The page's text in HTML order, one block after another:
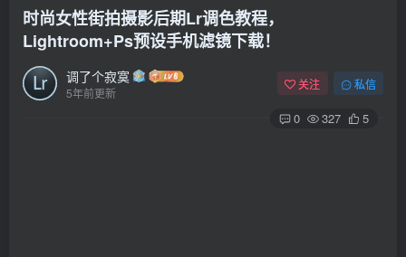
时尚女性街拍摄影后期Lr调色教程，
Lightroom+Ps预设手机滤镜下载！
调了个寂寞
5年前更新
关注 私信
0 327 5